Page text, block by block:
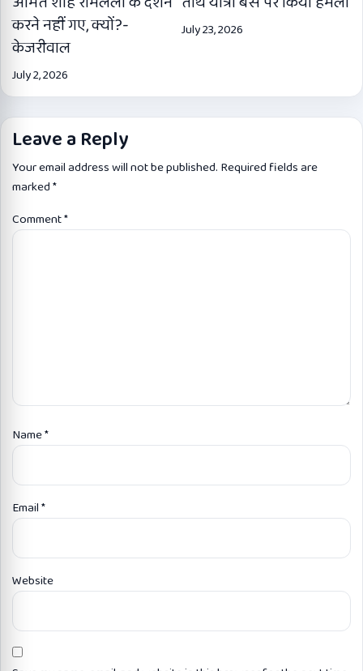
करने नहीं गए, क्यों?-
केजरीवाल
July 2, 2026
July 23, 2026
Leave a Reply
Your email address will not be published. Required fields are
marked*
Comment*
Name*
Email*
Website